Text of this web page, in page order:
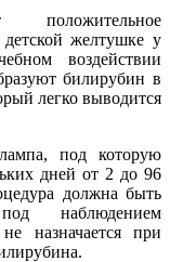
положительное
детской желтушке у
воздействии
билирубин в
легко выводится
под которую
дней от 2 до 96
должна быть
наблюдением
назначается при